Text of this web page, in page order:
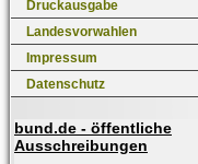
Druckausgabe
Landesvorwahlen
Impressum
Datenschutz
bund.de - öffentliche
Ausschreibungen